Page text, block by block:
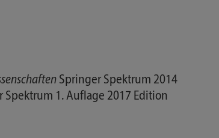
Springer Spektrum 2014
Spektrum 1. Auflage 2017 Edition